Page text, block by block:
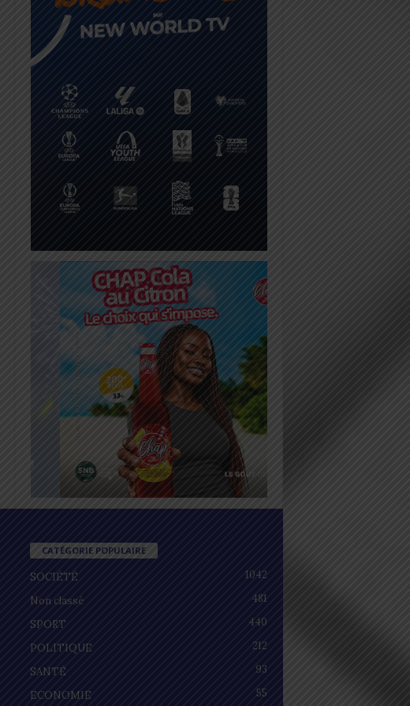
CATÉGORIE POPULAIRE
SOCIÉTÉ
1042
Non classé
481
SPORT
440
POLITIQUE
212
SANTÉ
93
ECONOMIE
55